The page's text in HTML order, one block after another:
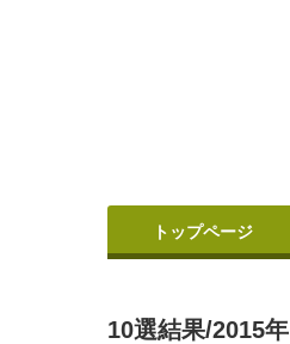
トップページ
10選結果/2015年